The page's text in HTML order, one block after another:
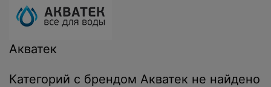
Акватек
Категорий с брендом Акватек не найдено